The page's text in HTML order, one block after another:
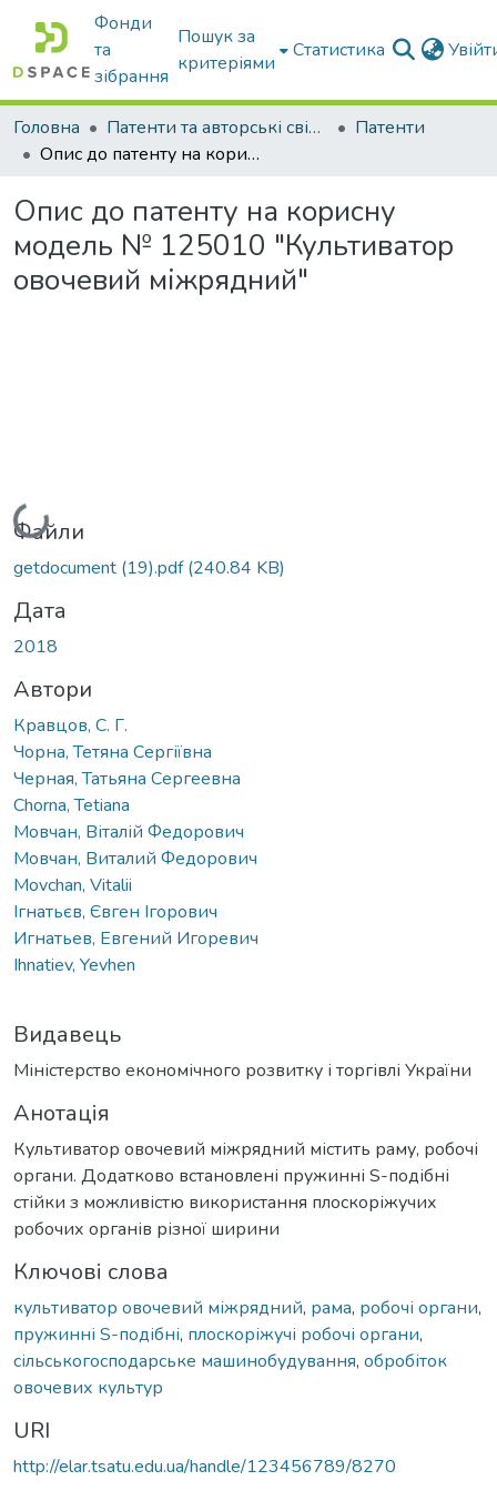
Фонди
та
зібрання
Пошук за
критеріями
Статистика
Головна Патенти та авторські свідоцтва
Патенти
Опис до патенту на корисну модель № 125010 "Культиватор овочевий міжрядний"
Опис до патенту на корисну
модель № 125010 "Культиватор
овочевий міжрядний"
Вантажиться...
Файли
getdocument (19).pdf(240.84 KB)
Дата
2018
Автори
Кравцов, С. Г.
Чорна, Тетяна Сергіївна
Черная, Татьяна Сергеевна
Chorna, Tetiana
Мовчан, Віталій Федорович
Мовчан, Виталий Федорович
Movchan, Vitalii
Ігнатьєв, Євген Ігорович
Игнатьев, Евгений Игоревич
Ihnatiev, Yevhen
Видавець
Міністерство економічного розвитку і торгівлі України
Анотація
Культиватор овочевий міжрядний містить раму, робочі
органи. Додатково встановлені пружинні S-подібні
стійки з можливістю використання плоскоріжучих
робочих органів різної ширини
Ключові слова
культиватор овочевий міжрядний, рама, робочі органи,
пружинні S-подібні, плоскоріжучі робочі органи,
сільськогосподарське машинобудування, обробіток
овочевих культур
URI
http://elar.tsatu.edu.ua/handle/123456789/8270